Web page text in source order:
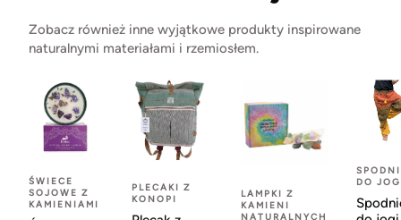
Zobacz również inne wyjątkowe produkty inspirowane
naturalnymi materiałami i rzemiosłem.
ŚWIECE
SOJOWE Z
KAMIENIAMI
PLECAKI Z
KONOPI
LAMPKI Z
KAMIENI
NATURALNYCH
DO